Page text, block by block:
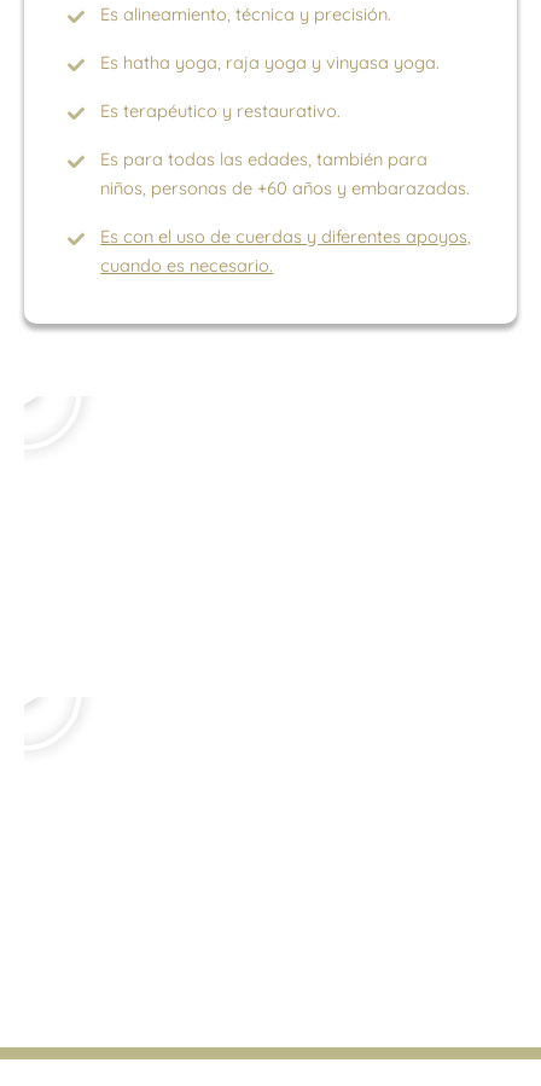
Es alineamiento, técnica y precisión.
Es hatha yoga, raja yoga y vinyasa yoga.
Es terapéutico y restaurativo.
Es para todas las edades, también para
niños, personas de +60 años y embarazadas.
Es con el uso de cuerdas y diferentes apoyos,
cuando es necesario.